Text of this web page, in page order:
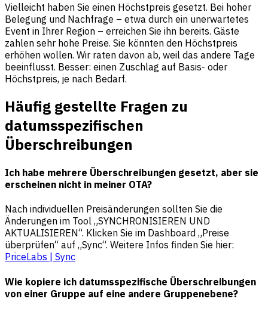
Vielleicht haben Sie einen Höchstpreis gesetzt. Bei hoher
Belegung und Nachfrage – etwa durch ein unerwartetes
Event in Ihrer Region – erreichen Sie ihn bereits. Gäste
zahlen sehr hohe Preise. Sie könnten den Höchstpreis
erhöhen wollen. Wir raten davon ab, weil das andere Tage
beeinflusst. Besser: einen Zuschlag auf Basis- oder
Höchstpreis, je nach Bedarf.
Häufig gestellte Fragen zu
datumsspezifischen
Überschreibungen
Ich habe mehrere Überschreibungen gesetzt, aber sie
erscheinen nicht in meiner OTA?
Nach individuellen Preisänderungen sollten Sie die
Änderungen im Tool „SYNCHRONISIEREN UND
AKTUALISIEREN“. Klicken Sie im Dashboard „Preise
überprüfen“ auf „Sync“. Weitere Infos finden Sie hier:
PriceLabs | Sync
Wie kopiere ich datumsspezifische Überschreibungen
von einer Gruppe auf eine andere Gruppenebene?